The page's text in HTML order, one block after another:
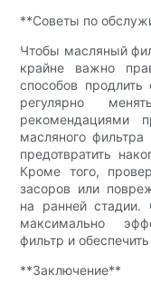
**Советы по
Чтобы масляный
крайне важно
способов
регулярно
рекомендациями
масляного
предотвратить
Кроме того,
засоров или
на ранней
максимально
фильтр и
**Заключение**